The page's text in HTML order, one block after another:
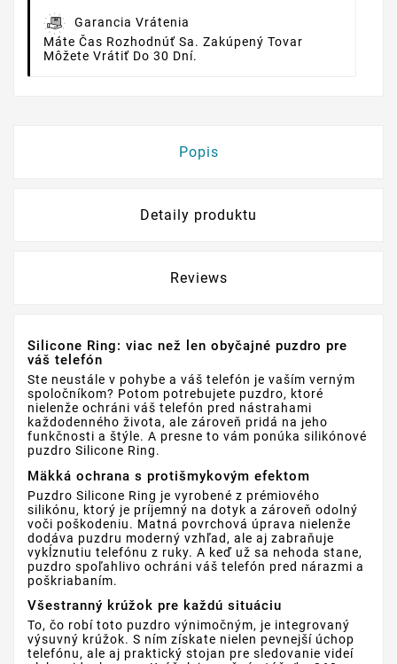
Garancia Vrátenia
Máte Čas Rozhodnúť Sa. Zakúpený Tovar
Môžete Vrátiť Do 30 Dní.
Popis
Detaily produktu
Reviews
Silicone Ring: viac než len obyčajné puzdro pre
váš telefón
Ste neustále v pohybe a váš telefón je vaším verným
spoločníkom? Potom potrebujete puzdro, ktoré
nielenže ochráni váš telefón pred nástrahami
každodenného života, ale zároveň pridá na jeho
funkčnosti a štýle. A presne to vám ponúka silikónové
puzdro Silicone Ring.
Mäkká ochrana s protišmykovým efektom
Puzdro Silicone Ring je vyrobené z prémiového
silikónu, ktorý je príjemný na dotyk a zároveň odolný
voči poškodeniu. Matná povrchová úprava nielenže
dodáva puzdru moderný vzhľad, ale aj zabraňuje
vykĺznutiu telefónu z ruky. A keď už sa nehoda stane,
puzdro spoľahlivo ochráni váš telefón pred nárazmi a
poškriabaním.
Všestranný krúžok pre každú situáciu
To, čo robí toto puzdro výnimočným, je integrovaný
výsuvný krúžok. S ním získate nielen pevnejší úchop
telefónu, ale aj praktický stojan pre sledovanie videí